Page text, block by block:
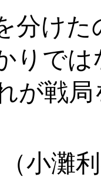
分けた
りで
が戦
（小灘